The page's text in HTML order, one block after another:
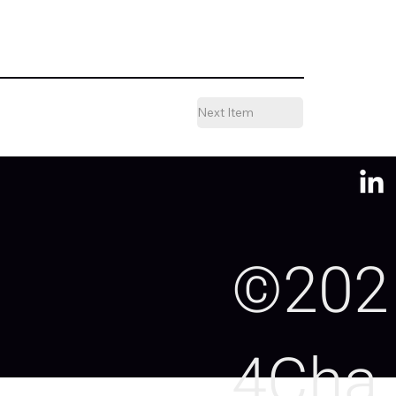
Next Item
©202